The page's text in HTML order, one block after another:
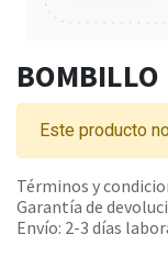
BOMBILLO
Este producto
Términos y
Garantía de
Envío: 2-3 días